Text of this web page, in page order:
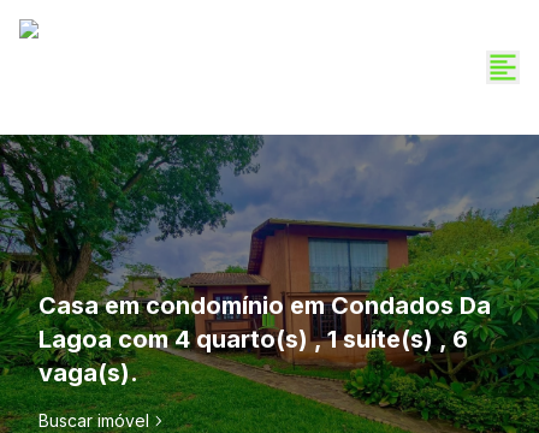
Casa em condomínio em Condados Da
Lagoa com 4 quarto(s) , 1 suíte(s) , 6
vaga(s).
Buscar imóvel